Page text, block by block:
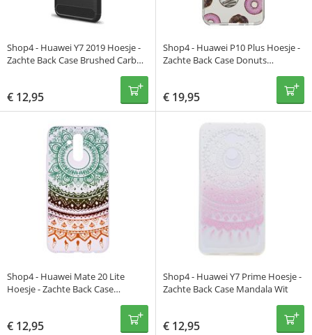
Shop4 - Huawei Y7 2019 Hoesje -
Zachte Back Case Brushed Carbon
€ 12,95
Shop4 - Huawei P10 Plus Hoesje -
Zachte Back Case Donuts
€ 19,95
Shop4 - Huawei Mate 20 Lite
Hoesje - Zachte Back Case
€ 12,95
Shop4 - Huawei Y7 Prime Hoesje -
Zachte Back Case Mandala Wit
€ 12,95